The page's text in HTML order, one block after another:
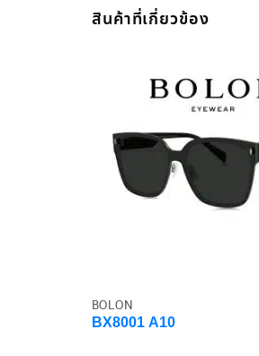
สินค้าที่เกี่ยวข้อง
BOLON
BX8001 A10